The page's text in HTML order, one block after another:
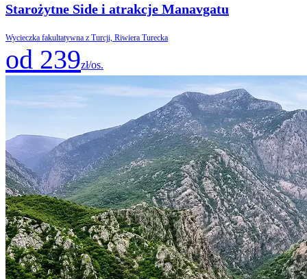
Starożytne Side i atrakcje Manavgatu
Wycieczka fakultatywna z Turcji, Riwiera Turecka
od 239zł/os.